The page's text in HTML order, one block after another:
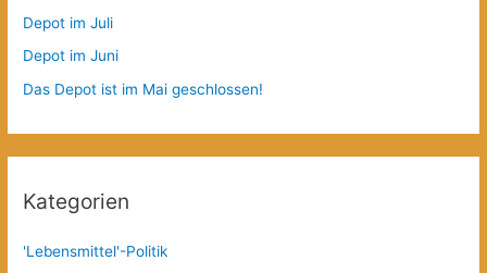
Depot im Juli
Depot im Juni
Das Depot ist im Mai geschlossen!
Kategorien
'Lebensmittel'-Politik